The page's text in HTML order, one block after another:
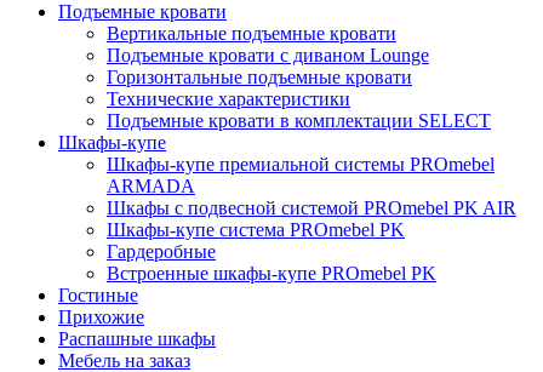
Подъемные кровати
Вертикальные подъемные кровати
Подъемные кровати с диваном Lounge
Горизонтальные подъемные кровати
Технические характеристики
Подъемные кровати в комплектации SELECT
Шкафы-купе
Шкафы-купе премиальной системы PROmebel
ARMADA
Шкафы с подвесной системой PROmebel PK AIR
Шкафы-купе система PROmebel PK
Гардеробные
Встроенные шкафы-купе PROmebel PK
Гостиные
Прихожие
Распашные шкафы
Мебель на заказ